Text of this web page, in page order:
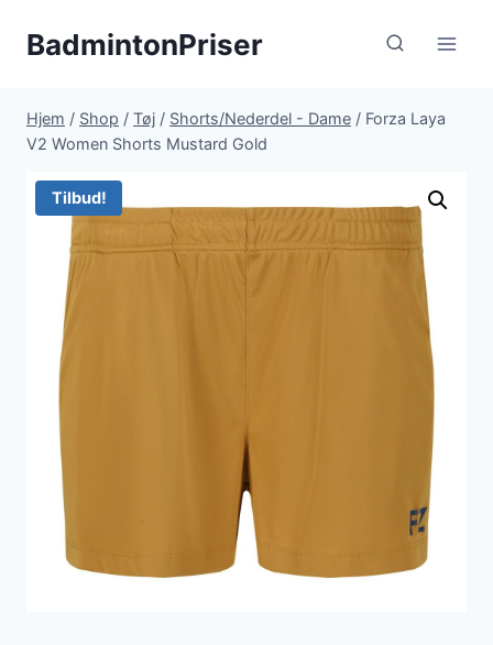
BadmintonPriser
Hjem / Shop / Tøj / Shorts/Nederdel - Dame / Forza Laya
V2 Women Shorts Mustard Gold
Tilbud!